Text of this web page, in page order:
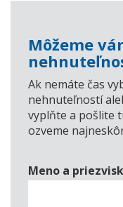
Môžeme
Ak nemáte čas
nehnuteľností
vyplňte a pošlite
ozveme
Meno a